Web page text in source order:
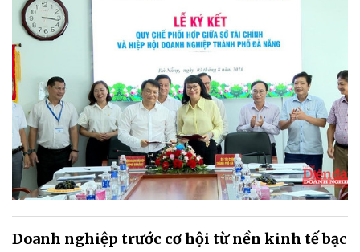
Doanh nghiệp trước cơ hội từ nền kinh tế bạc